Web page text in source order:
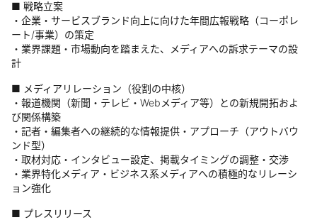
■ 戦略立案
・企業・サービスブランド向上に向けた年間広報戦略（コーポレ
ート/事業）の策定
・業界課題・市場動向を踏まえた、メディアへの訴求テーマの設
計
■ メディアリレーション（役割の中核）
・報道機関（新聞・テレビ・Webメディア等）との新規開拓およ
び関係構築
・記者・編集者への継続的な情報提供・アプローチ（アウトバウ
ンド型）
・取材対応・インタビュー設定、掲載タイミングの調整・交渉
・業界特化メディア・ビジネス系メディアへの積極的なリレーシ
ョン強化
■ プレスリリース